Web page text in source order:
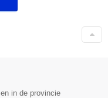
in de provincie